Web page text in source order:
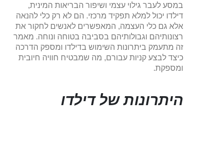
במסע לעבר גילוי עצמי ושיפור הבריאות המינית,
דילדו יכול למלא תפקיד מרכזי. הם לא רק כלי להנאה
אלא גם כלי העצמה, המאפשרים לאנשים לחקור את
רצונותיהם וגבולותיהם בסביבה בטוחה ונוחה. מאמר
זה מתעמק ביתרונות השימוש בדילדו ומספק הדרכה
כיצד לבצע קניות עבורם, מה שמבטיח חוויה חיובית
ומספקת.
היתרונות של דילדו